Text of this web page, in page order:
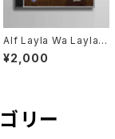
Alf Layla Wa Layla (أ
لف ليلة وليلة) [SC-00
4]
¥2,000
リー